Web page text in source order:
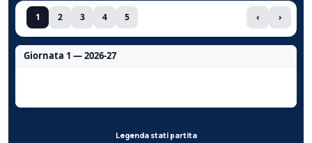
1 2 3 4 5 ‹ ›
Giornata 1 — 2026-27
Legenda stati partita